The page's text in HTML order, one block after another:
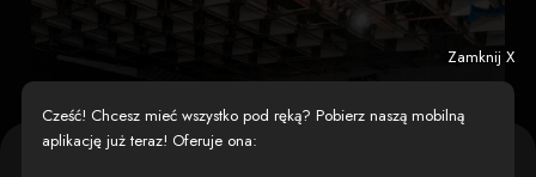
Zamknij X
Cześć! Chcesz mieć wszystko pod ręką? Pobierz naszą mobilną
aplikację już teraz! Oferuje ona: